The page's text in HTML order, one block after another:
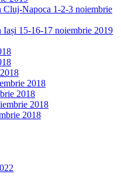
Cluj-Napoca 1-2-3 noiembrie
Iași 15-16-17 noiembrie 2019
2018
2018
2018
2018